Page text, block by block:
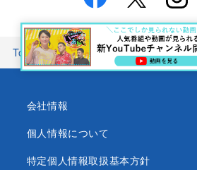
Top 番組情報 郷土劇場 芸能の広場
会社情報
個人情報について
特定個人情報取扱基本方針